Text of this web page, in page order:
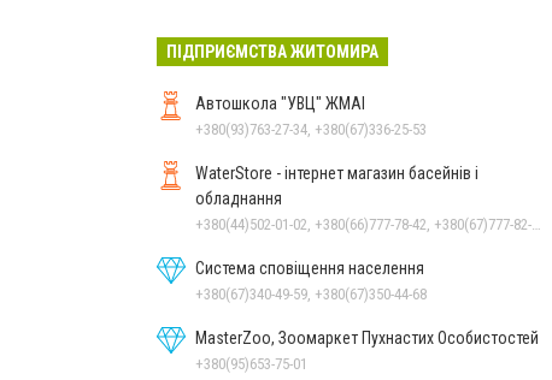
ПІДПРИЄМСТВА ЖИТОМИРА
Автошкола "УВЦ" ЖМАІ
+380(93)763-27-34, +380(67)336-25-53
WaterStore - інтернет магазин басейнів і
обладнання
+380(44)502-01-02, +380(66)777-78-42, +380(67)777-82-19, +380(67)890-80-80, +380(73)890-80-80, +380(44)502-01-03
Система сповіщення населення
+380(67)340-49-59, +380(67)350-44-68
MasterZoo, Зоомаркет Пухнастих Особистостей
+380(95)653-75-01